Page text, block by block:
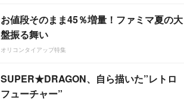
お値段そのまま45％増量！ファミマ夏の大
盤振る舞い
オリコンタイアップ特集
SUPER★DRAGON、自ら描いた”レトロ
フューチャー”